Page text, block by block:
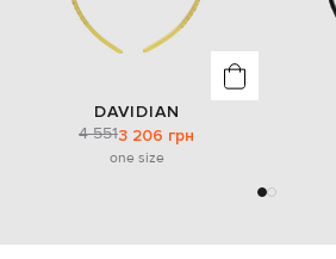
DAVIDIAN
4 5513 206 грн
one size